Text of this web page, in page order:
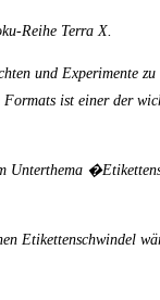
Reihe Terra X.
und Experimente zu
Formats ist einer der
Unterthema
Etikettenschwindel